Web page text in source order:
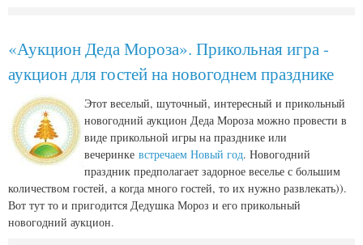
«Аукцион Деда Мороза». Прикольная игра -
аукцион для гостей на новогоднем празднике
Этот веселый, шуточный, интересный и прикольный
новогодний аукцион Деда Мороза можно провести в
виде прикольной игры на празднике или
вечеринке встречаем Новый год. Новогодний
праздник предполагает задорное веселье с большим
количеством гостей, а когда много гостей, то их нужно развлекать)).
Вот тут то и пригодится Дедушка Мороз и его прикольный
новогодний аукцион.